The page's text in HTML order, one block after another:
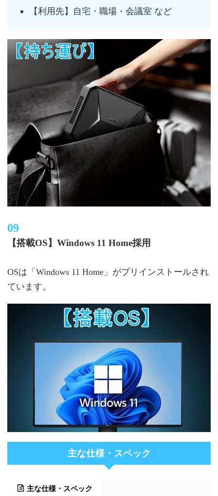
【利用先】自宅・職場・会議室 など
【搭載OS】Windows 11 Home採用
OSは「Windows 11 Home」がプリインストールされ
ています。
主な仕様・スペック
主な仕様・スペック